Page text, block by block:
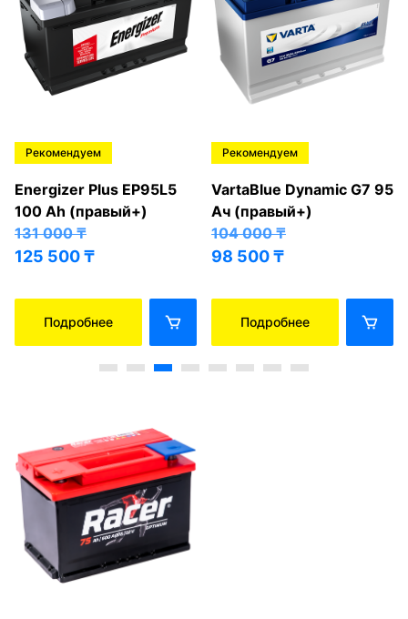
Рекомендуем
Energizer Plus EP95L5
100 Ah (правый+)
131 000₸
125 500₸
Подробнее
Рекомендуем
VartaBlue Dynamic G7 95
Ач (правый+)
104 000₸
98 500₸
Подробнее